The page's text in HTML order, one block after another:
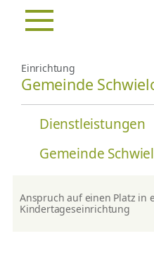
Einrichtung
Gemeinde
Dienstleistungen
Gemeinde
Anspruch auf einen Platz in
Kindertageseinrichtung